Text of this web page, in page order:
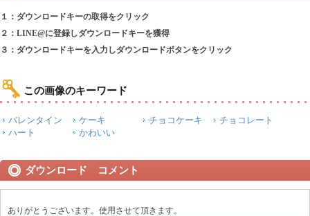
１：ダウンロードキーの取得をクリック
２：LINE@に登録しダウンロードキーを獲得
３：ダウンロードキーを入力しダウンロードボタンをクリック
この画像のキーワード
バレンタイン ケーキ チョコケーキ
チョコレート
ハート
かわいい
ダウンロード コメント
ありがとうございます。使用させて頂きます。